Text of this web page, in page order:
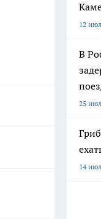
12
В
25
14